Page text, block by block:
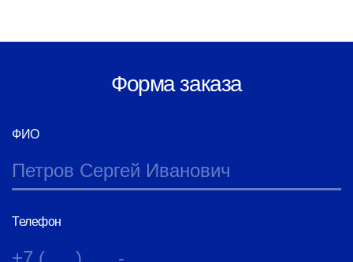
Форма заказа
ФИО
Телефон